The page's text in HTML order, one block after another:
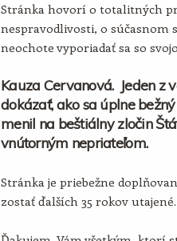
Stránka hovorí o totalitných
nespravodlivosti, o súčasnom
neochote vyporiadať sa so
Kauza Cervanová. Jeden z
dokázať, ako sa úplne
menil na beštiálny zločin
vnútorným nepriateľom.
Stránka je priebežne
zostať ďalších 35 rokov utajené.